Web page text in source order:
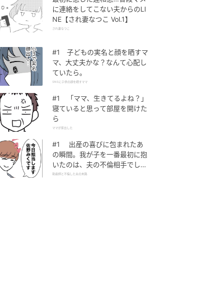
に連絡をしてこない夫からのLI
NE【され妻なつこ Vol.1】
され妻なつこ
#1 子どもの実名と顔を晒すマ
マ、大丈夫かな？なんて心配し
ていたら。
SNSに子供の顔を晒すママ
#1 「ママ、生きてるよね？」
寝ていると思って部屋を開けた
ら
ママが家出した
#1 出産の喜びに包まれたあ
の瞬間。我が子を一番最初に抱
いたのは、夫の不倫相手でし
た。
助産師と不倫した夫の末路